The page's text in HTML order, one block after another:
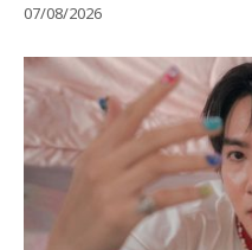
07/08/2026